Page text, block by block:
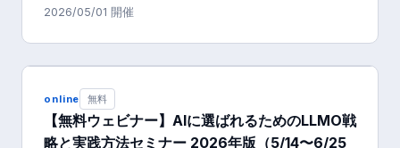
2026/05/01 開催
online 無料
【無料ウェビナー】AIに選ばれるためのLLMO戦
略と実践方法セミナー 2026年版（5/14〜6/25